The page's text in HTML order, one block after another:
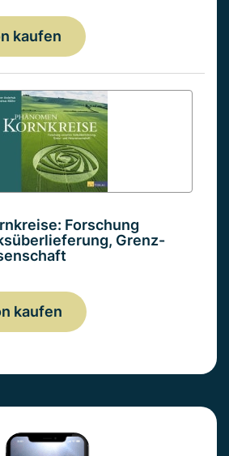
kaufen
Forschung
Grenz-
kaufen